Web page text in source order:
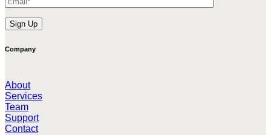
Company
About
Services
Team
Support
Contact